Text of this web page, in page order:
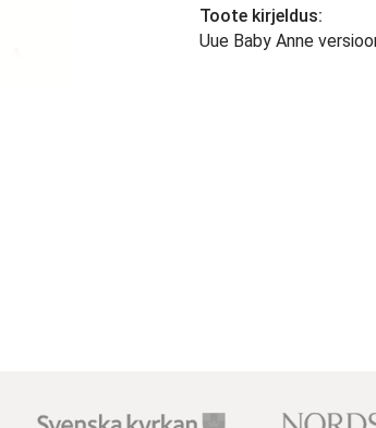
Toote kirjeldus:
Uue Baby Anne